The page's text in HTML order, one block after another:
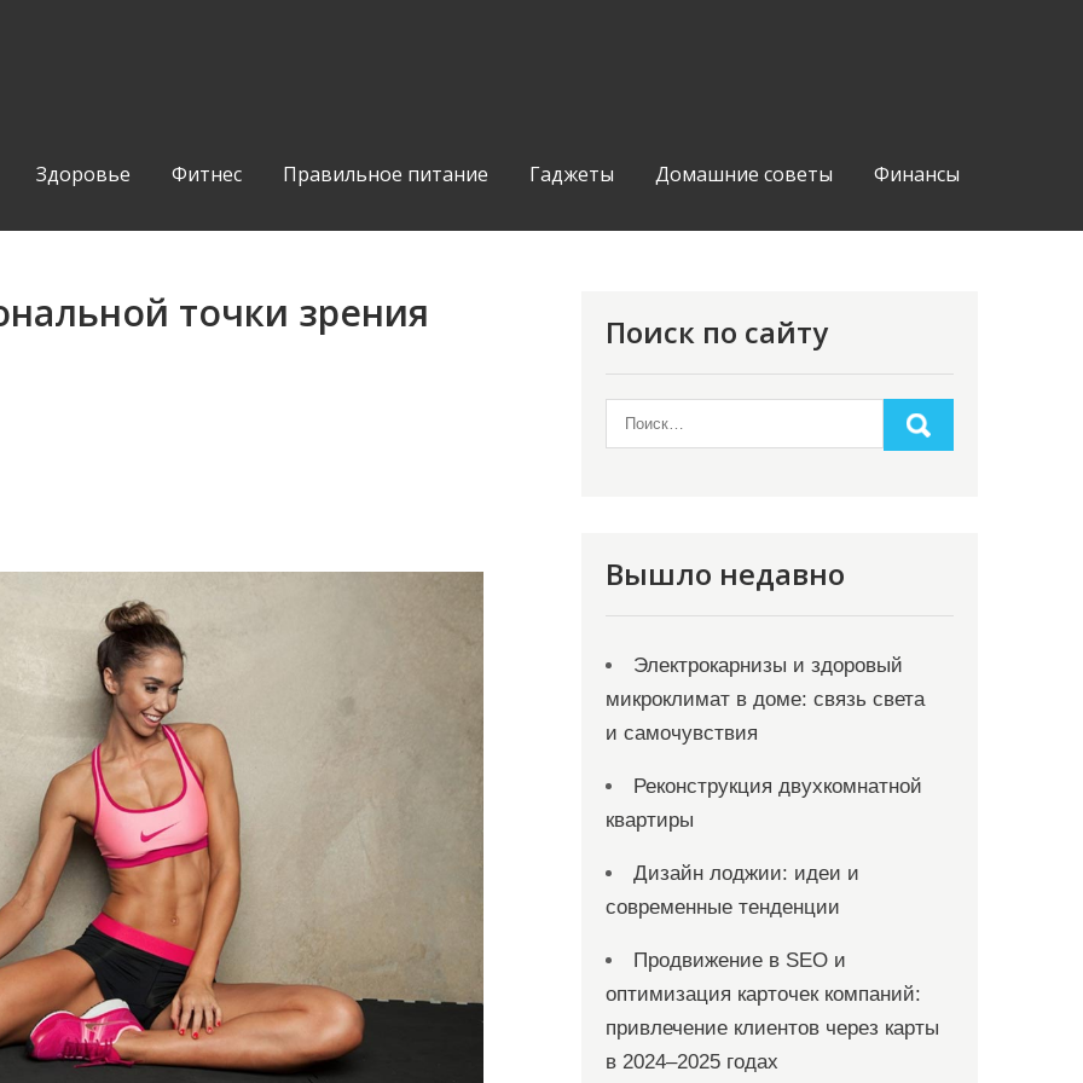
Здоровье Фитнес Правильное питание Гаджеты Домашние советы Финансы
точки зрения Поиск по сайту
Вышло недавно
Электрокарнизы и здоровый
микроклимат в доме: связь света
и самочувствия
Реконструкция двухкомнатной
квартиры
Дизайн лоджии: идеи и
современные тенденции
Продвижение в SEO и
оптимизация карточек компаний:
привлечение клиентов через карты
в 2024–2025 годах